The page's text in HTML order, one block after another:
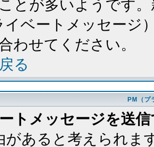
とが多いようです
イベートメッセージ
わせてください。
る
PM（プ
トメッセージを送
があると考えられま